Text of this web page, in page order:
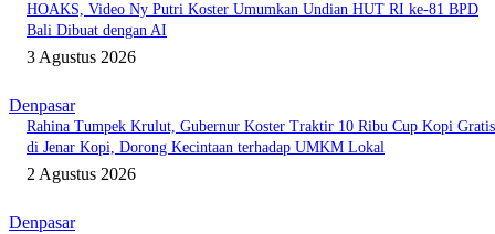
HOAKS, Video Ny Putri Koster Umumkan Undian HUT RI ke-81 BPD
Bali Dibuat dengan AI
3 Agustus 2026
Denpasar
Rahina Tumpek Krulut, Gubernur Koster Traktir 10 Ribu Cup Kopi Gratis
di Jenar Kopi, Dorong Kecintaan terhadap UMKM Lokal
2 Agustus 2026
Denpasar